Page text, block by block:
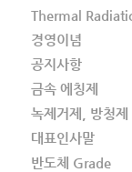
Thermal
경영이념
공지사항
금속 에칭제
녹제거제, 방청제
대표인사말
반도체 Grade